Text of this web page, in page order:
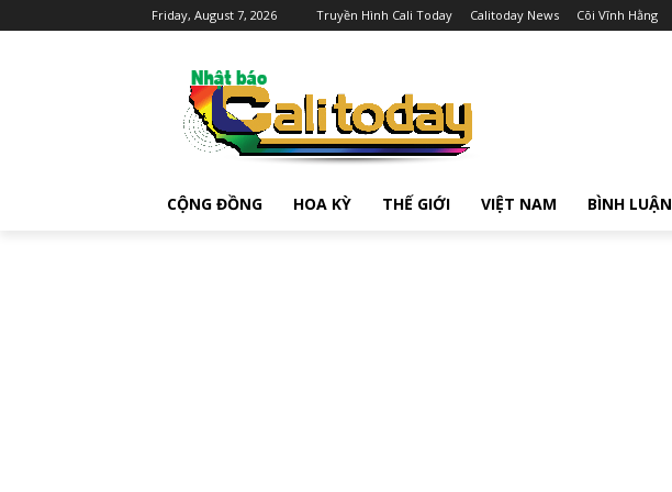
Friday, August 7, 2026 Truyền Hình Cali Today Calitoday News Cõi Vĩnh Hằng
CỘNG ĐỒNG HOA KỲ THẾ GIỚI VIỆT NAM BÌNH LUẬN